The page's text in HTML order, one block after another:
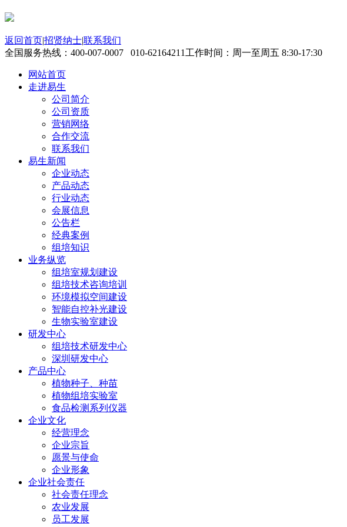
返回首页|招贤纳士|联系我们
全国服务热线： 400-007-0007 010-62164211 工作时间：周一至周五 8:30-17:30
网站首页
走进易生
公司简介
公司资质
营销网络
合作交流
联系我们
易生新闻
企业动态
产品动态
行业动态
会展信息
公告栏
经典案例
组培知识
业务纵览
组培室规划建设
组培技术咨询培训
环境模拟空间建设
智能自控补光建设
生物实验室建设
研发中心
组培技术研发中心
深圳研发中心
产品中心
植物种子、种苗
植物组培实验室
食品检测系列仪器
企业文化
经营理念
企业宗旨
愿景与使命
企业形象
企业社会责任
社会责任理念
农业发展
员工发展